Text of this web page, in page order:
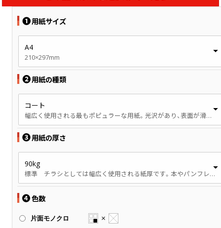
❶用紙サイズ
A4
210×297mm
❷用紙の種類
コート
幅広く使用される最もポピュラーな用紙。光沢があり、表面が滑らかです。
❸用紙の厚さ
90kg
標準 チラシとしては幅広く使用される紙厚です。本やパンフレットでは、やや薄手の印象です。
❹色数
片面モノクロ